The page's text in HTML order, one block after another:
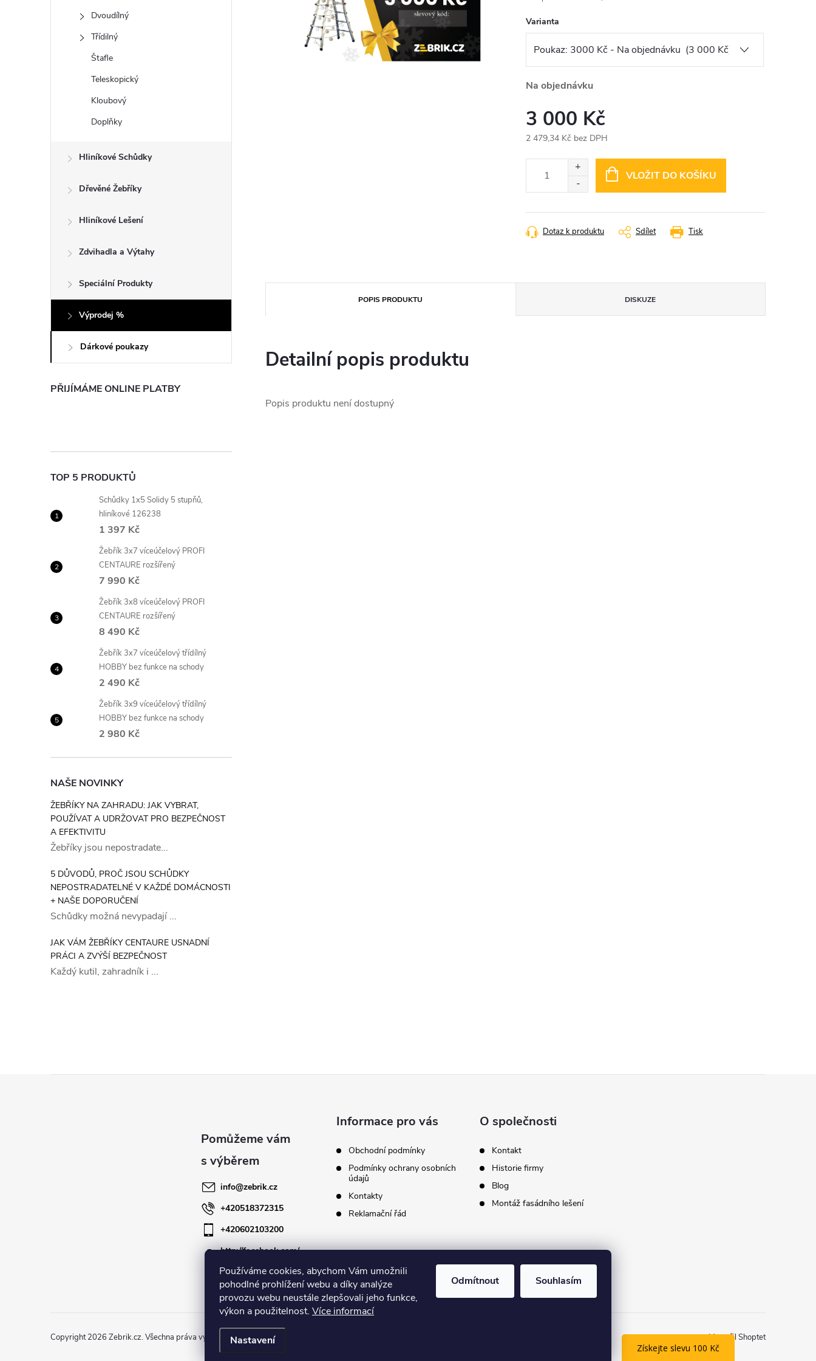
Používáme cookies, abychom Vám umožnili
pohodlné prohlížení webu a díky analýze
provozu webu neustále zlepšovali jeho funkce,
výkon a použitelnost. Více informací
Nastavení
Odmítnout Souhlasím
Dvoudílný
Třídilný
Štafle
Teleskopický
Kloubový
Doplňky
Hliníkové Schůdky
Dřevěné Žebříky
Hliníkové Lešení
Zdvihadla a Výtahy
Speciální Produkty
Výprodej %
Dárkové poukazy
PŘIJÍMÁME ONLINE PLATBY
TOP 5 PRODUKTŮ
Schůdky 1x5 Solidy 5 stupňů,
hliníkové 126238
1 397 Kč
Žebřík 3x7 víceúčelový PROFI
CENTAURE rozšířený
7 990 Kč
Žebřík 3x8 víceúčelový PROFI
CENTAURE rozšířený
8 490 Kč
Žebřík 3x7 víceúčelový třídílný
HOBBY bez funkce na schody
2 490 Kč
Žebřík 3x9 víceúčelový třídílný
HOBBY bez funkce na schody
2 980 Kč
NAŠE NOVINKY
ŽEBŘÍKY NA ZAHRADU: JAK VYBRAT,
POUŽÍVAT A UDRŽOVAT PRO BEZPEČNOST
A EFEKTIVITU
Žebříky jsou nepostradate...
5 DŮVODŮ, PROČ JSOU SCHŮDKY
NEPOSTRADATELNÉ V KAŽDÉ DOMÁCNOSTI
+ NAŠE DOPORUČENÍ
Schůdky možná nevypadají ...
JAK VÁM ŽEBŘÍKY CENTAURE USNADNÍ
PRÁCI A ZVÝŠÍ BEZPEČNOST
Každý kutil, zahradník i ...
Varianta
Na objednávku
3 000 Kč
2 479,34 Kč bez DPH
VLOŽIT DO KOŠÍKU
Tisk
Dotaz k produktu Sdílet
POPIS PRODUKTU DISKUZE
Detailní popis produktu
Popis produktu není dostupný
info@zebrik.cz
+420518372315
+420602103200
http://facebook.com/
Informace pro vás
Obchodní podmínky
Podmínky ochrany osobních
údajů
Kontakty
Reklamační řád
O společnosti
Kontakt
Historie firmy
Blog
Montáž fasádního lešení
Vytvořil Shoptet
Copyright 2026 Zebrik.cz. Všechna práva vyhrazena.Upravit nastavení cookies
Získejte slevu 100 Kč